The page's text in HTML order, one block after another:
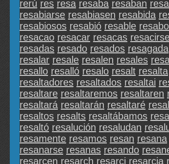
rerú res resa resaba resaban
resabiarse resabiasen resabida
resabiosos resabió resable
resacao resacar resacas
resadas resado resados resagada
resalar resale resalen resales
resallo resalló resalo resalt resalta
resaltadores resaltados resaltai
resaltare resaltaremos resaltaren
resaltará resaltarán resaltaré
resaltos resalts resaltábamos
resaltó resalución resaludan
resamente resamos resan resana
resanarse resanas resando
resarcen resarch resarci resarcia